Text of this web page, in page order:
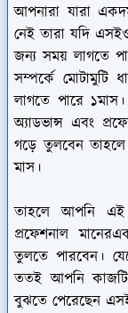
আপনারা যারা
নেই তারা যদি
জন্য সময় লাগতে
সম্পর্কে মোটামুটি
লাগতে পারে
অ্যাডভান্স এবং
গড়ে তুলবেন
মাস।
তাহলে আপনি
প্রফেশনাল
তুলতে পারবেন।
ততই আপনি কাজটি
বুঝতে পেরেছেন